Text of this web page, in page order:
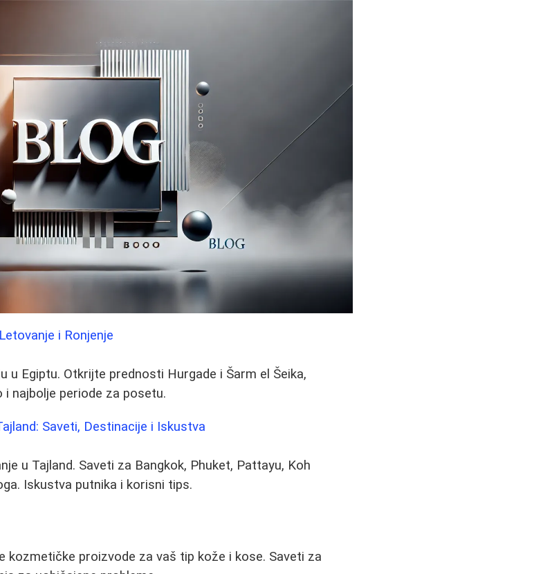
i Ronjenje
u Egiptu. Otkrijte prednosti Hurgade i Šarm el Šeika,
najbolje periode za posetu.
Saveti, Destinacije i Iskustva
u Tajland. Saveti za Bangkok, Phuket, Pattayu, Koh
Iskustva putnika i korisni tips.
kozmetičke proizvode za vaš tip kože i kose. Saveti za